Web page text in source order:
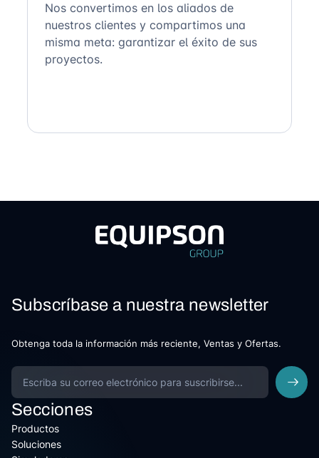
Nos convertimos en los aliados de
nuestros clientes y compartimos una
misma meta: garantizar el éxito de sus
proyectos.
Subscríbase a nuestra newsletter
Obtenga toda la información más reciente, Ventas y Ofertas.
Secciones
Productos
Soluciones